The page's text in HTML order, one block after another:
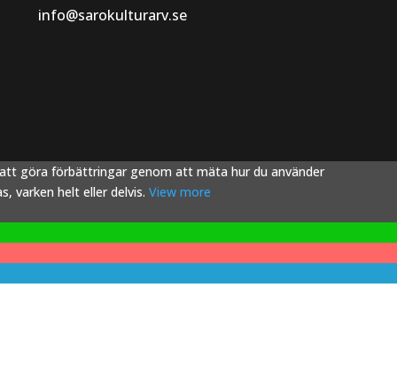
info@sarokulturarv.se
att göra förbättringar genom att mäta hur du använder
varken helt eller delvis. View more